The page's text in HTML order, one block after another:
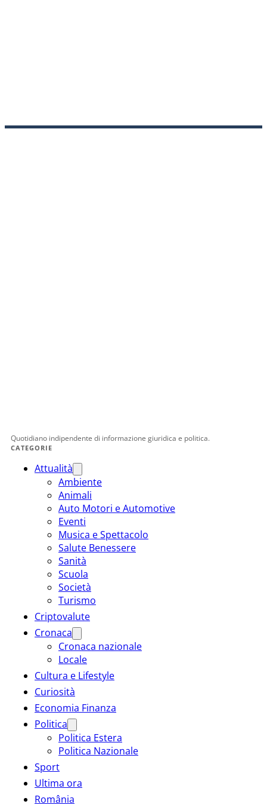
Quotidiano indipendente di informazione giuridica e politica.
CATEGORIE
Attualità
Ambiente
Animali
Auto Motori e Automotive
Eventi
Musica e Spettacolo
Salute Benessere
Sanità
Scuola
Società
Turismo
Criptovalute
Cronaca
Cronaca nazionale
Locale
Cultura e Lifestyle
Curiosità
Economia Finanza
Politica
Politica Estera
Politica Nazionale
Sport
Ultima ora
România